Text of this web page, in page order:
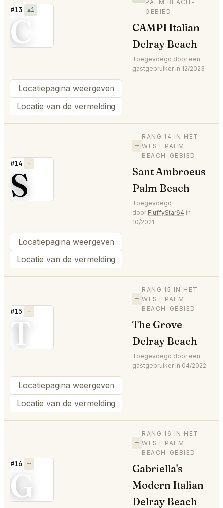
#13 ▲1
C
PALM BEACH-
GEBIED
CAMPI Italian
Delray Beach
Toegevoegd door een
gastgebruiker in 12/2023
Locatiepagina weergeven
Locatie van de vermelding
#14 —
S
—
RANG 14 IN HET
WEST PALM
BEACH-GEBIED
Sant Ambroeus
Palm Beach
Toegevoegd
door FluffyStar64 in
10/2021
Locatiepagina weergeven
Locatie van de vermelding
#15 —
T
—
RANG 15 IN HET
WEST PALM
BEACH-GEBIED
The Grove
Delray Beach
Toegevoegd door een
gastgebruiker in 04/2022
Locatiepagina weergeven
Locatie van de vermelding
#16 —
G
—
RANG 16 IN HET
WEST PALM
BEACH-GEBIED
Gabriella's
Modern Italian
Delray Beach